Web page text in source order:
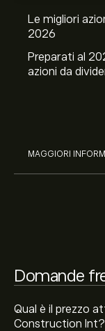
Le migliori
2026
Preparati al
azioni da
MAGGIORI
Domande
Qual è il prezzo
Construction Int?
Il prezzo attuale
rapporti
previsioni